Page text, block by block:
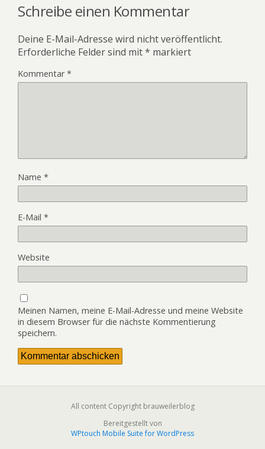
Schreibe einen Kommentar
Deine E-Mail-Adresse wird nicht veröffentlicht.
Erforderliche Felder sind mit* markiert
Kommentar*
Name *
E-Mail *
Website
Meinen Namen, meine E-Mail-Adresse und meine Website
in diesem Browser für die nächste Kommentierung
speichern.
All content Copyright brauweilerblog
Bereitgestellt von
WPtouch Mobile Suite for WordPress